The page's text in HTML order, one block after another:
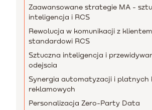
Zaawansowane strategie MA -
inteligencja i RCS
Rewolucja w komunikacji z
standardowi RCS
Sztuczna inteligencja i
odejscia
Synergia automatyzacji i platnych
reklamowych
Personalizacja Zero-Party Data